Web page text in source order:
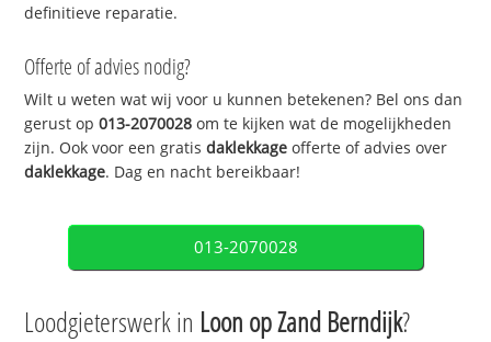
definitieve reparatie.
Offerte of advies nodig?
Wilt u weten wat wij voor u kunnen betekenen? Bel ons dan
gerust op013-2070028 om te kijken wat de mogelijkheden
zijn. Ook voor een gratisdaklekkage offerte of advies over
daklekkage. Dag en nacht bereikbaar!
013-2070028
Loodgieterswerk in Loon op Zand Berndijk?